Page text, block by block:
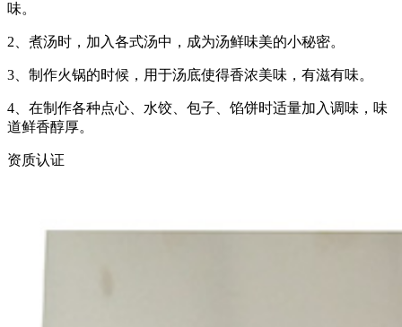
味。
2、煮汤时，加入各式汤中，成为汤鲜味美的小秘密。
3、制作火锅的时候，用于汤底使得香浓美味，有滋有味。
4、在制作各种点心、水饺、包子、馅饼时适量加入调味，味
道鲜香醇厚。
资质认证